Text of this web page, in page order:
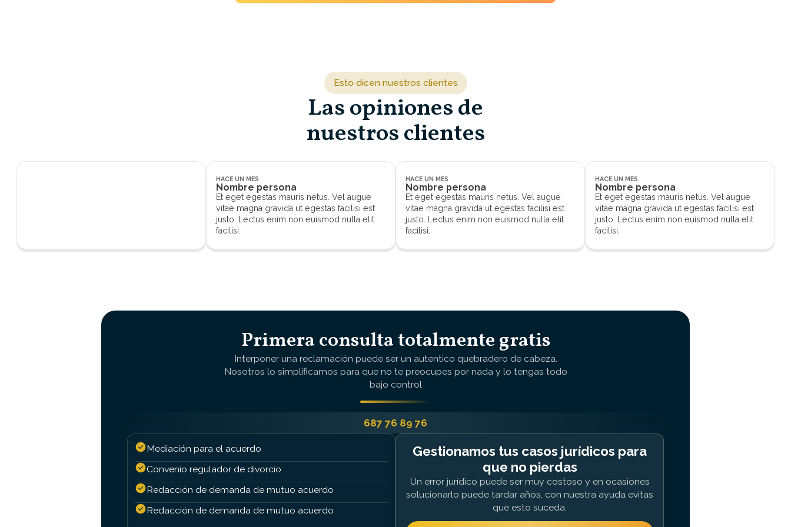
Esto dicen nuestros clientes
Las opiniones de
nuestros clientes
HACE UN MES
Nombre persona
Et eget egestas mauris netus. Vel augue
vitae magna gravida ut egestas facilisi est
justo. Lectus enim non euismod nulla elit
facilisi.
HACE UN MES
Nombre persona
Et eget egestas mauris netus. Vel augue
vitae magna gravida ut egestas facilisi est
justo. Lectus enim non euismod nulla elit
facilisi.
HACE UN MES
Nombre persona
Et eget egestas mauris netus. Vel augue
vitae magna gravida ut egestas facilisi est
justo. Lectus enim non euismod nulla elit
facilisi.
Primera consulta totalmente gratis
Interponer una reclamación puede ser un autentico quebradero de cabeza.
Nosotros lo simplificamos para que no te preocupes por nada y lo tengas todo
bajo control
687 76 89 76
Mediación para el acuerdo
Convenio regulador de divorcio
Redacción de demanda de mutuo acuerdo
Redacción de demanda de mutuo acuerdo
Gestionamos tus casos jurídicos para
que no pierdas
Un error jurídico puede ser muy costoso y en ocasiones
solucionarlo puede tardar años, con nuestra ayuda evitas
que esto suceda.